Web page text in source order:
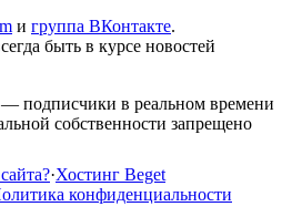
и группа ВКонтакте.
быть в курсе новостей
подписчики в реальном времени
собственности запрещено
·Хостинг Beget
конфиденциальности